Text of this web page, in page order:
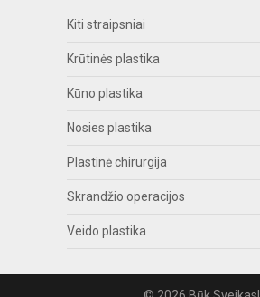
Kiti straipsniai
Krūtinės plastika
Kūno plastika
Nosies plastika
Plastinė chirurgija
Skrandžio operacijos
Veido plastika